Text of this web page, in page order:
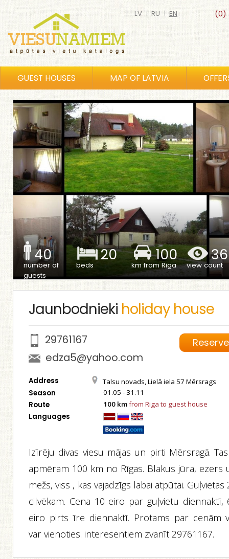
(0)
LV | RU | EN
GUEST HOUSES MAP OF LATVIA
40
number of
guests
20
beds
100
km from Riga view count
Jaunbodnieki holiday house
Reserve
29761167
edza5@yahoo.com
Address Talsu novads, Lielā iela 57 Mērsrags
Season 01.05 - 31.11
Route 100 kmfrom Riga to guest house
Languages
Izīrēju divas viesu mājas un pirti Mērsragā.
apmēram 100 km no Rīgas. Blakus jūra, ezers
mežs, viss , kas vajadzīgs labai atpūtai. Guļvietas
cilvēkam. Cena 10 eiro par guļvietu diennaktī,
eiro pirts īre diennaktī. Protams par cenām
var vienoties. interesentiem zvanīt 29761167.